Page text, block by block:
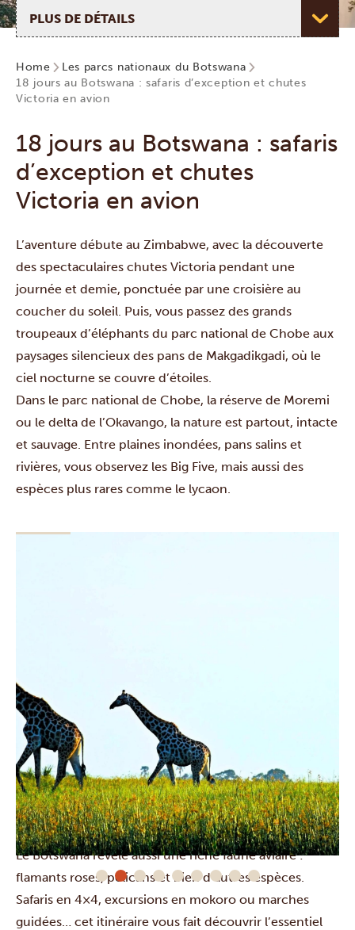
Choisir une page
Home
Les parcs nationaux du Botswana
18 jours au Botswana : safaris d’exception et chutes
Victoria en avion
18 jours au Botswana : safaris
d’exception et chutes
Victoria en avion
L’aventure débute au Zimbabwe, avec la découverte
des spectaculaires chutes Victoria pendant une
journée et demie, ponctuée par une croisière au
coucher du soleil. Puis, vous passez des grands
troupeaux d’éléphants du parc national de Chobe aux
paysages silencieux des pans de Makgadikgadi, où le
ciel nocturne se couvre d’étoiles.
Dans le parc national de Chobe, la réserve de Moremi
ou le delta de l’Okavango, la nature est partout, intacte
et sauvage. Entre plaines inondées, pans salins et
rivières, vous observez les Big Five, mais aussi des
espèces plus rares comme le lycaon.
Côté hébergement, vous séjournez dans des lodges
confortables, encatégories gold, platinum ou
diamond luxury.
Le Botswana révèle aussi une riche faune aviaire :
flamants roses, pélicans et bien d’autres espèces.
Safaris en 4×4, excursions en mokoro ou marches
guidées… cet itinéraire vous fait découvrir l’essentiel